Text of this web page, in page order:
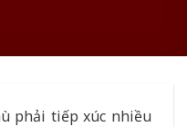
phải tiếp xúc nhiều